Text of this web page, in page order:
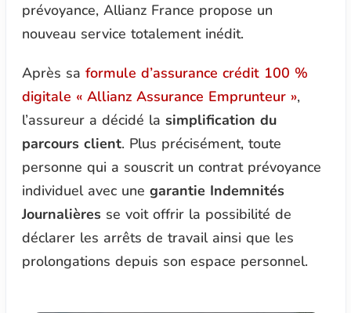
prévoyance, Allianz France propose un
nouveau service totalement inédit.
Après sa formule d’assurance crédit 100 %
digitale « Allianz Assurance Emprunteur »,
l’assureur a décidé la simplification du
parcours client. Plus précisément, toute
personne qui a souscrit un contrat prévoyance
individuel avec une garantie Indemnités
Journalièresse voit offrir la possibilité de
déclarer les arrêts de travail ainsi que les
prolongations depuis son espace personnel.